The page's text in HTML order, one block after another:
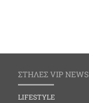
ΣΤΗΛΕΣ VIP NEWS
LIFESTYLE